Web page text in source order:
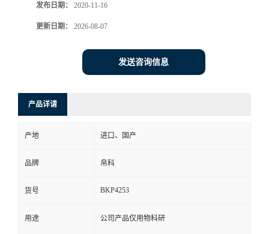
发布日期： 2020-11-16
更新日期： 2026-08-07
发送咨询信息
产品详请
产地 进口、国产
品牌 帛科
货号 BKP4253
用途 公司产品仅用物科研